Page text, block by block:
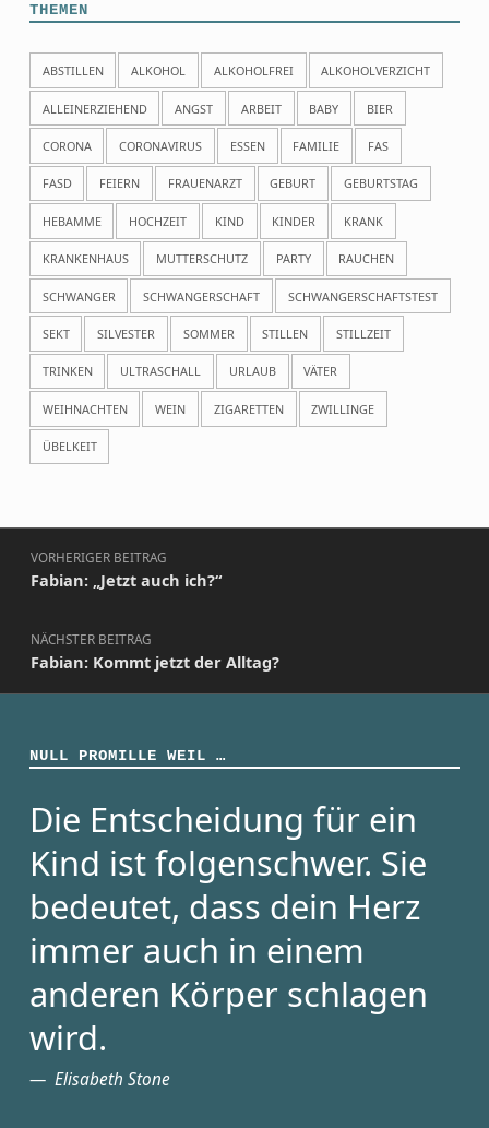
THEMEN
ABSTILLEN ALKOHOL ALKOHOLFREI ALKOHOLVERZICHT
ALLEINERZIEHEND ANGST ARBEIT BABY BIER
CORONA CORONAVIRUS ESSEN FAMILIE FAS
FASD FEIERN FRAUENARZT GEBURT GEBURTSTAG
HEBAMME HOCHZEIT KIND KINDER KRANK
KRANKENHAUS MUTTERSCHUTZ PARTY RAUCHEN
SCHWANGER SCHWANGERSCHAFT SCHWANGERSCHAFTSTEST
SEKT SILVESTER SOMMER STILLEN STILLZEIT
TRINKEN ULTRASCHALL URLAUB VÄTER
WEIHNACHTEN WEIN ZIGARETTEN ZWILLINGE
ÜBELKEIT
Beitragsnavigation
VORHERIGER BEITRAG
Fabian: „Jetzt auch ich?“
NÄCHSTER BEITRAG
Fabian: Kommt jetzt der Alltag?
NULL PROMILLE WEIL …
Die Entscheidung für ein
Kind ist folgenschwer. Sie
bedeutet, dass dein Herz
immer auch in einem
anderen Körper schlagen
wird.
Elisabeth Stone